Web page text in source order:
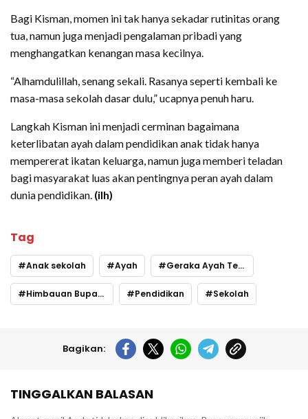
Bagi Kisman, momen ini tak hanya sekadar rutinitas orang
tua, namun juga menjadi pengalaman pribadi yang
menghangatkan kenangan masa kecilnya.
“Alhamdulillah, senang sekali. Rasanya seperti kembali ke
masa-masa sekolah dasar dulu,” ucapnya penuh haru.
Langkah Kisman ini menjadi cerminan bagaimana
keterlibatan ayah dalam pendidikan anak tidak hanya
mempererat ikatan keluarga, namun juga memberi teladan
bagi masyarakat luas akan pentingnya peran ayah dalam
dunia pendidikan. (ilh)
Tag
Anak sekolah Ayah Geraka Ayah Teladan (GATI)
Himbauan Bupati Luwu Pendidikan Sekolah
Bagikan:
TINGGALKAN BALASAN